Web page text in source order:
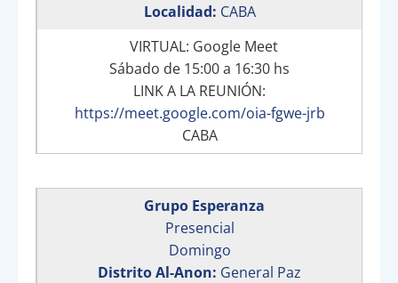
Localidad: CABA
VIRTUAL: Google Meet
Sábado de 15:00 a 16:30 hs
LINK A LA REUNIÓN:
https://meet.google.com/oia-fgwe-jrb
CABA
Grupo Esperanza
Presencial
Domingo
Distrito Al-Anon: General Paz